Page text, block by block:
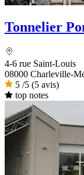
Tonnelier
4-6 rue Saint-Louis
08000 Charleville-
5 /5 (5 avis)
top notes